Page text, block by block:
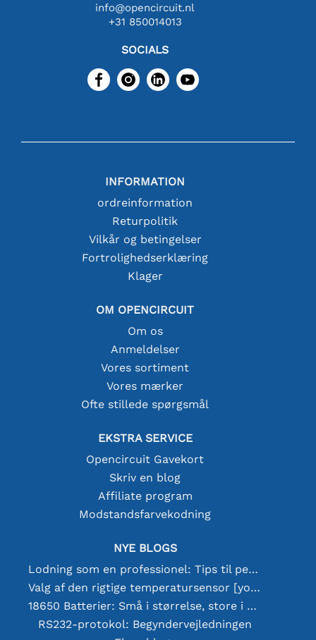
info@opencircuit.nl
+31 850014013
SOCIALS
INFORMATION
ordreinformation
Returpolitik
Vilkår og betingelser
Fortrolighedserklæring
Klager
OM OPENCIRCUIT
Om os
Anmeldelser
Vores sortiment
Vores mærker
Ofte stillede spørgsmål
EKSTRA SERVICE
Opencircuit Gavekort
Skriv en blog
Affiliate program
Modstandsfarvekodning
NYE BLOGS
Lodning som en professionel: Tips til perfekte elektroniske forbindelser
Valg af den rigtige temperatursensor [youtube]
18650 Batterier: Små i størrelse, store i ydeevne
RS232-protokol: Begyndervejledningen